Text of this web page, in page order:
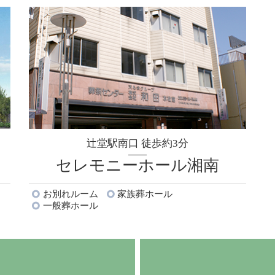
辻堂駅南口 徒歩約3分
セレモニーホール湘南
お別れルーム
家族葬ホール
一般葬ホール